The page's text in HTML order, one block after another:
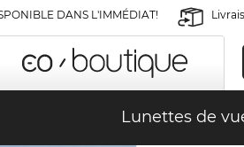
DANS L'IMMÉDIAT!
Lunettes de